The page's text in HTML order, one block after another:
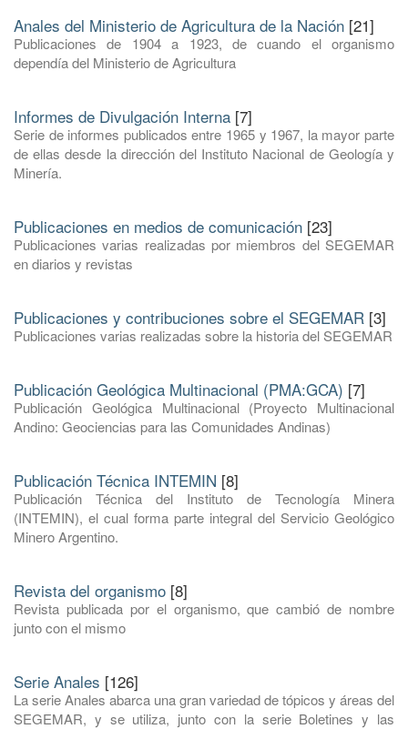
Anales del Ministerio de Agricultura de la Nación [21]
Publicaciones de 1904 a 1923, de cuando el organismo
dependía del Ministerio de Agricultura
Informes de Divulgación Interna [7]
Serie de informes publicados entre 1965 y 1967, la mayor parte
de ellas desde la dirección del Instituto Nacional de Geología y
Minería.
Publicaciones en medios de comunicación [23]
Publicaciones varias realizadas por miembros del SEGEMAR
en diarios y revistas
Publicaciones y contribuciones sobre el SEGEMAR [3]
Publicaciones varias realizadas sobre la historia del SEGEMAR
Publicación Geológica Multinacional (PMA:GCA) [7]
Publicación Geológica Multinacional (Proyecto Multinacional
Andino: Geociencias para las Comunidades Andinas)
Publicación Técnica INTEMIN [8]
Publicación Técnica del Instituto de Tecnología Minera
(INTEMIN), el cual forma parte integral del Servicio Geológico
Minero Argentino.
Revista del organismo [8]
Revista publicada por el organismo, que cambió de nombre
junto con el mismo
Serie Anales [126]
La serie Anales abarca una gran variedad de tópicos y áreas del
SEGEMAR, y se utiliza, junto con la serie Boletines y las